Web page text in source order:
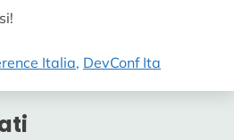
Italia DevConf Ita